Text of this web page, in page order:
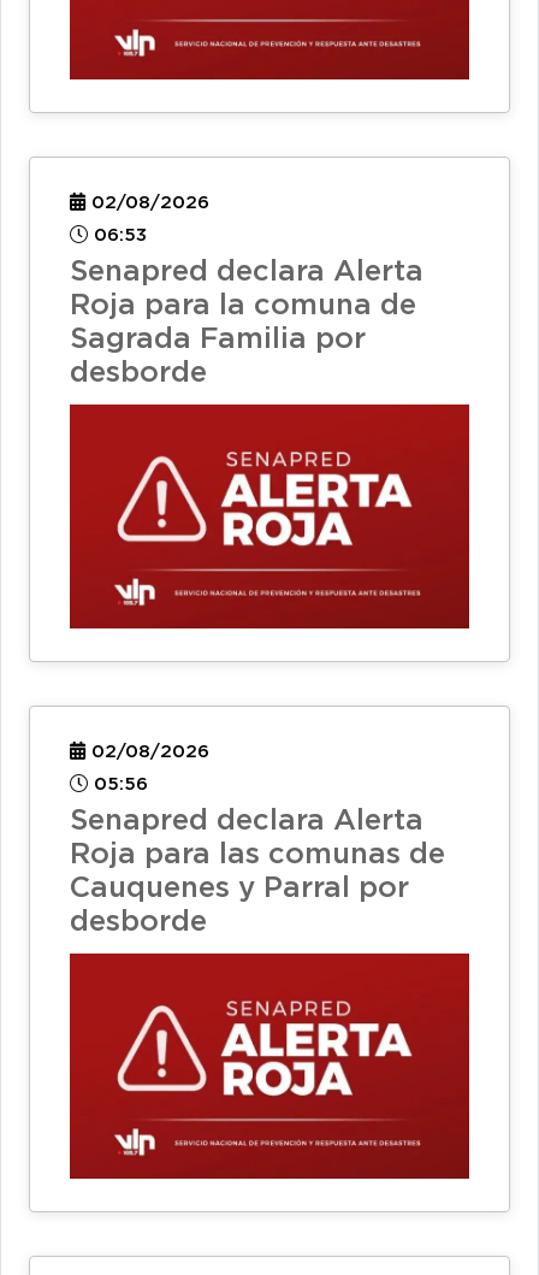
02/08/2026
06:53
Senapred declara Alerta
Roja para la comuna de
Sagrada Familia por
desborde
02/08/2026
05:56
Senapred declara Alerta
Roja para las comunas de
Cauquenes y Parral por
desborde